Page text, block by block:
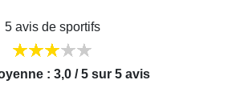
5 avis de sportifs
: 3,0 / 5 sur 5 avis